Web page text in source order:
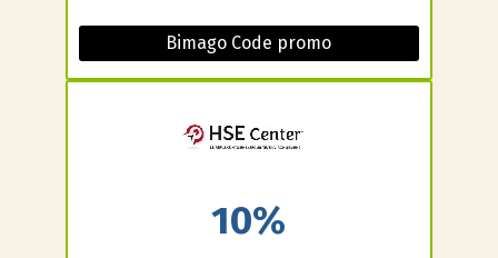
Bimago Code promo
10%